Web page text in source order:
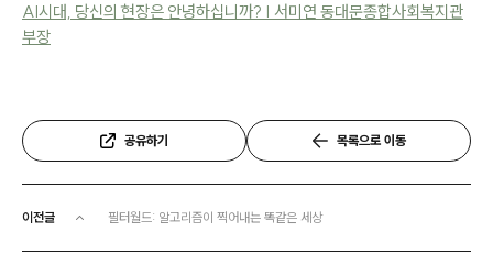
AI시대, 당신의 현장은 안녕하십니까? | 서미연 동대문종합사회복지관
부장
공유하기 목록으로 이동
이전글 필터월드: 알고리즘이 찍어내는 똑같은 세상